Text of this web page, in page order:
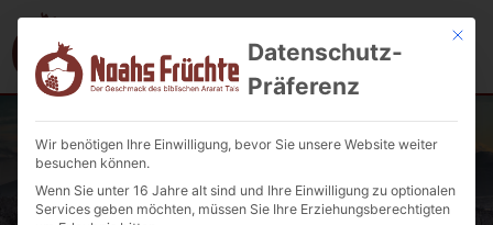
Mit
Datenschutz-
Präferenz
Wir benötigen Ihre Einwilligung, bevor Sie unsere Website weiter
besuchen können.
Wenn Sie unter 16 Jahre alt sind und Ihre Einwilligung zu optionalen
Services geben möchten, müssen Sie Ihre Erziehungsberechtigten